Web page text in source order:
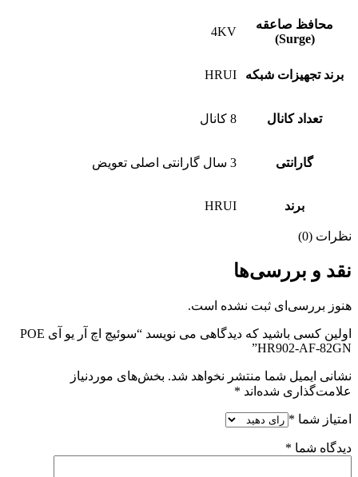
محافظ صاعقه
(Surge)
4KV
برند تجهیزات شبکه HRUI
تعداد کانال 8 کانال
گارانتی 3 سال گارانتی اصلی تعویض
برند HRUI
نظرات (0)
نقد و بررسی‌ها
هنوز بررسی‌ای ثبت نشده است.
اولین کسی باشید که دیدگاهی می نویسد “سوئیچ اچ آر یو آی POE
HR902-AF-82GN”
نشانی ایمیل شما منتشر نخواهد شد. بخش‌های موردنیاز
علامت‌گذاری شده‌اند *
امتیاز شما *
دیدگاه شما *